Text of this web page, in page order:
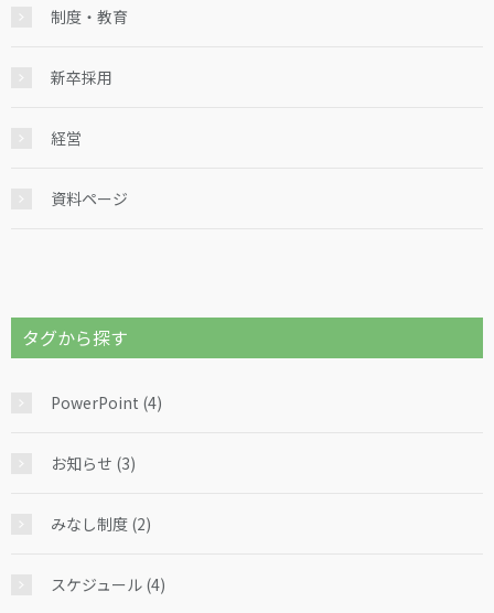
制度・教育
新卒採用
経営
資料ページ
タグから探す
PowerPoint (4)
お知らせ (3)
みなし制度 (2)
スケジュール (4)